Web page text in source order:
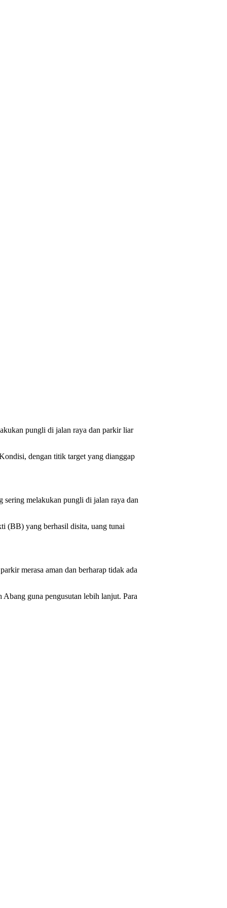
pungli di jalan raya dan parkir liar
dengan titik target yang dianggap
sering melakukan pungli di jalan raya dan
(BB) yang berhasil disita, uang tunai
merasa aman dan berharap tidak ada
guna pengusutan lebih lanjut. Para